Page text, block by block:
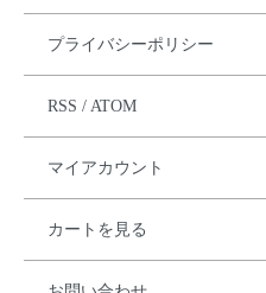
プライバシーポリシー
RSS / ATOM
マイアカウント
カートを見る